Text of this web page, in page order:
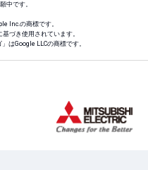
中です。
Inc.の商標です。
づき使用されています。
はGoogle LLCの商標です。